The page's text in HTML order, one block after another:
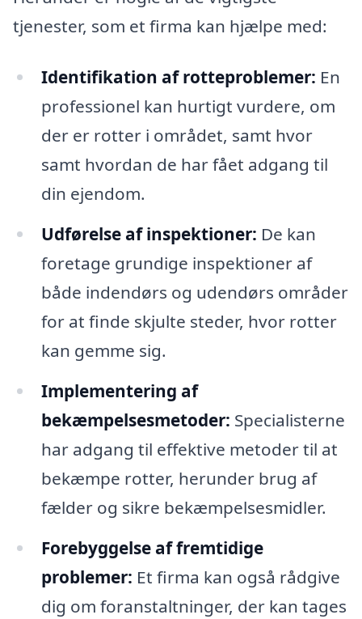
tjenester, som et firma kan hjælpe med:
Identifikation af rotteproblemer: En
professionel kan hurtigt vurdere, om
der er rotter i området, samt hvor
samt hvordan de har fået adgang til
din ejendom.
Udførelse af inspektioner: De kan
foretage grundige inspektioner af
både indendørs og udendørs områder
for at finde skjulte steder, hvor rotter
kan gemme sig.
Implementering af
bekæmpelsesmetoder: Specialisterne
har adgang til effektive metoder til at
bekæmpe rotter, herunder brug af
fælder og sikre bekæmpelsesmidler.
Forebyggelse af fremtidige
problemer: Et firma kan også rådgive
dig om foranstaltninger, der kan tages